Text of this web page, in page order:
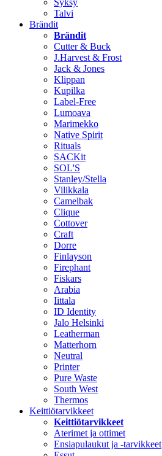
Syksy
Talvi
Brändit
Brändit
Cutter & Buck
J.Harvest & Frost
Jack & Jones
Klippan
Kupilka
Label-Free
Lumoava
Marimekko
Native Spirit
Rituals
SACKit
SOL'S
Stanley/Stella
Vilikkala
Camelbak
Clique
Cottover
Craft
Dorre
Finlayson
Firephant
Fiskars
Arabia
Iittala
ID Identity
Jalo Helsinki
Leatherman
Matterhorn
Neutral
Printer
Pure Waste
South West
Thermos
Keittiötarvikkeet
Keittiötarvikkeet
Aterimet ja ottimet
Ensiapulaukut ja -tarvikkeet